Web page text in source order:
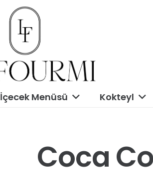
İçecek Menüsü Kokteyl
Coca